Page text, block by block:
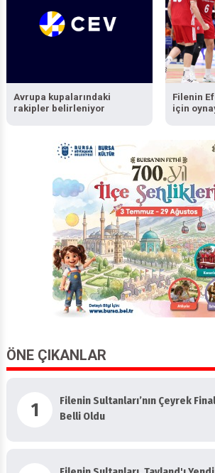
Avrupa kupalarındaki
rakipler belirleniyor
Filenin
için
ÖNE ÇIKANLAR
1
Filenin Sultanları’nın Çeyrek